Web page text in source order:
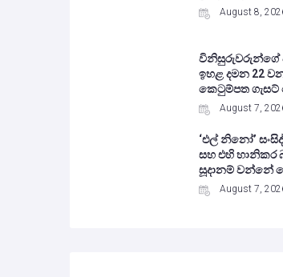
August 8,
විනිසුරුවරුන්ගේ
ඉහළ දමන 22
කෙටුම්පත ගැසට්
August 7,
‘එල් නිනෝ’
සහ එහි හානිකර
සූදානම් වන්නේ
August 7,